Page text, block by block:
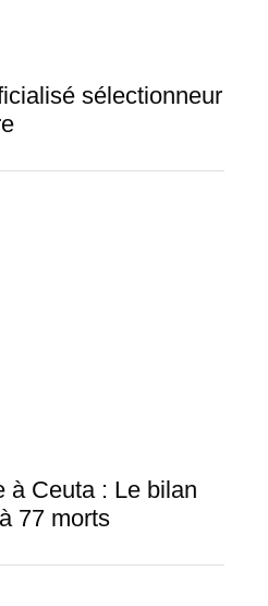
sélectionneur
à Ceuta : Le bilan
77 morts